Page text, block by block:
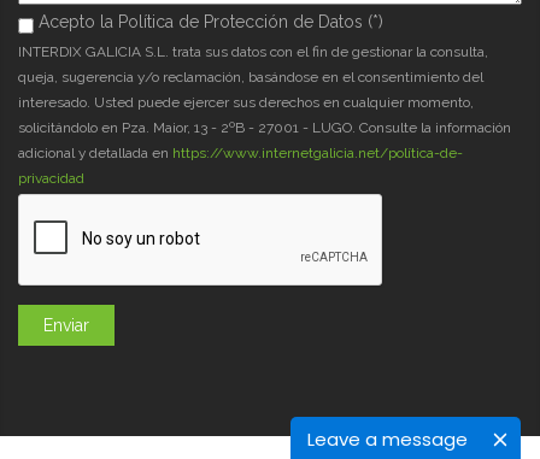
Leave a message
Acepto la Política de Protección de Datos (*)
Acepto la Política de Protección de Datos (*)
INTERDIX GALICIA S.L. trata sus datos con el fin de gestionar la consulta,
queja, sugerencia y/o reclamación, basándose en el consentimiento del
interesado. Usted puede ejercer sus derechos en cualquier momento,
solicitándolo en Pza. Maior, 13 - 2ºB - 27001 - LUGO. Consulte la información
adicional y detallada en https://www.internetgalicia.net/política-de-
privacidad